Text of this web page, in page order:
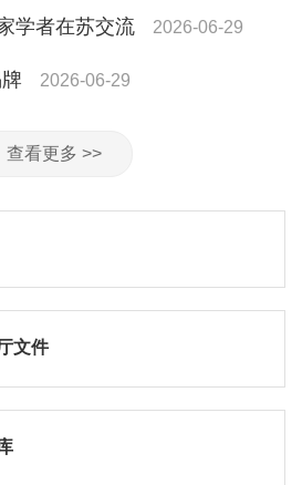
学者在苏交流 2026-06-29
2026-06-29
查看更多 >>
文件